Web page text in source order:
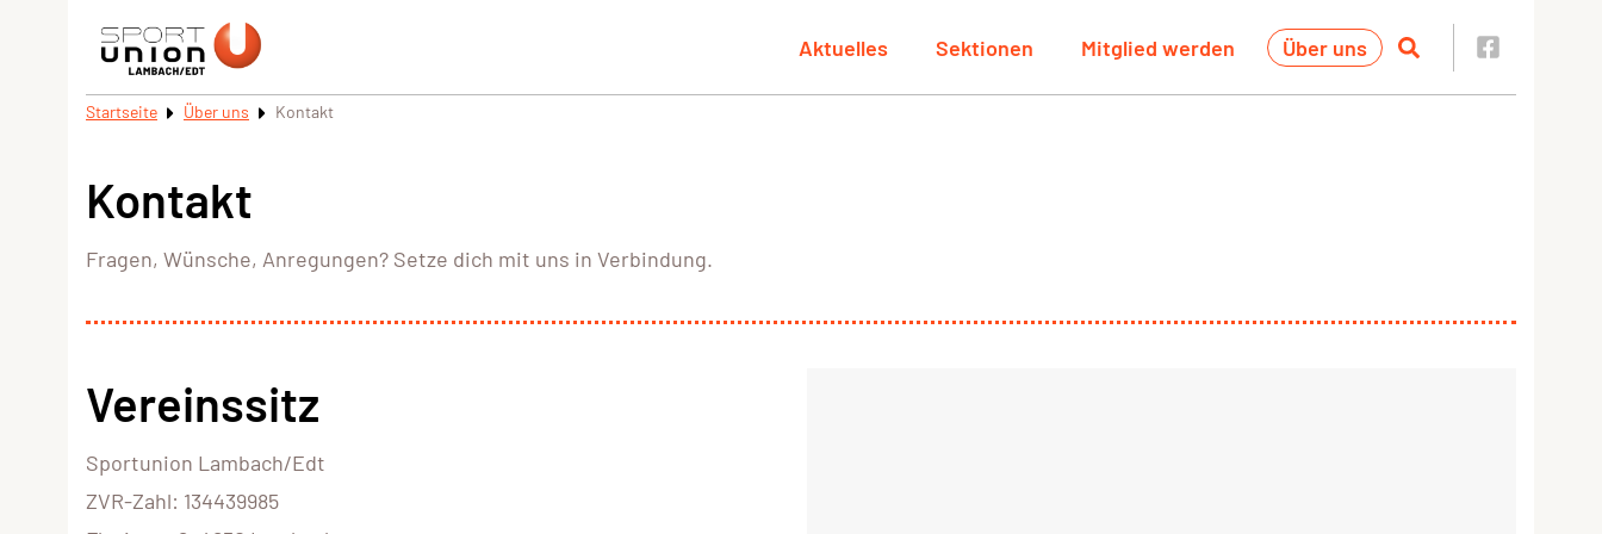
Aktuelles Sektionen Mitglied werden Über uns
Startseite Über uns Kontakt
Kontakt
Fragen, Wünsche, Anregungen? Setze dich mit uns in Verbindung.
Vereinssitz
Sportunion Lambach/Edt
ZVR-Zahl: 134439985